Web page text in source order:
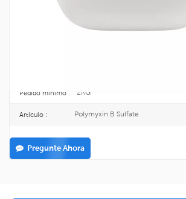
TOPINCHEM®
Pedido mínimo : 2KG
Artículo : Polymyxin B Sulfate
Pregunte Ahora